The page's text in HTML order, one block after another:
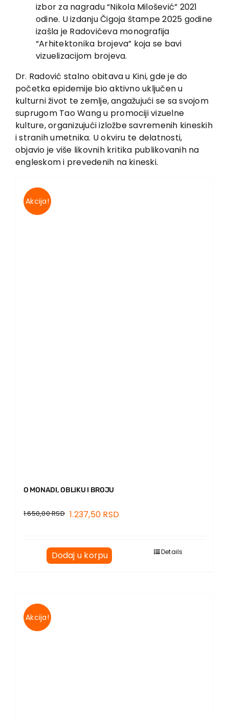
izbor za nagradu “Nikola Milošević” 2021
odine. U izdanju Čigoja štampe 2025 godine
izašla je Radovićeva monografija
“Arhitektonika brojeva” koja se bavi
vizuelizacijom brojeva.
Dr. Radović stalno obitava u Kini, gde je do
početka epidemije bio aktivno uključen u
kulturni život te zemlje, angažujući se sa svojom
suprugom Tao Wang u promociji vizuelne
kulture, organizujući izložbe savremenih kineskih
i stranih umetnika. U okviru te delatnosti,
objavio je više likovnih kritika publikovanih na
engleskom i prevedenih na kineski.
Akcija!
O MONADI, OBLIKU I BROJU
1.650,00RSD 1.237,50 RSD
Dodaj u korpu Details
Akcija!